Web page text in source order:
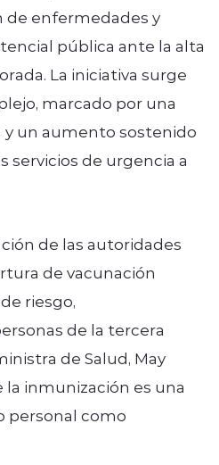
de enfermedades y
pública ante la alta
La iniciativa surge
marcado por una
y un aumento sostenido
servicios de urgencia a
de las autoridades
de vacunación
riesgo,
de la tercera
de Salud, May
inmunización es una
personal como